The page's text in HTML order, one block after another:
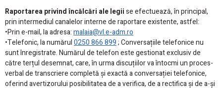
Raportarea privind încălcări ale legiise efectuează, în principal,
prin intermediul canalelor interne de raportare existente, astfel:
•Prin e-mail, la adresa:malaia@vl.e-adm.ro
•Telefonic, la numărul0250 866 899; Conversațiile telefonice nu
sunt înregistrate. Numărul de telefon este gestionat exclusiv de
către terțul desemnat, care, în urma discuțiilor va întocmi un proces-
verbal de transcriere completă și exactă a conversației telefonice,
oferind avertizorului posibilitatea de a verifica, de a rectifica și de a-și